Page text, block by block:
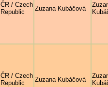
ČR / Czech
Republic
Zuzana Kubáčová
ČR / Czech
Republic
Zuzana Kubáčová